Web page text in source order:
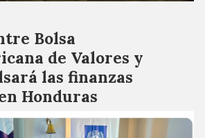
Bolsa
de Valores y
las finanzas
Honduras